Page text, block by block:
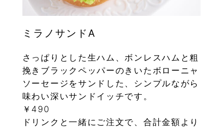
ミラノサンドA
さっぱりとした生ハム、ボンレスハムと粗
挽きブラックペッパーのきいたボローニャ
ソーセージをサンドした、シンプルながら
味わい深いサンドイッチです。
￥490
ドリンクと一緒にご注文で、合計金額より